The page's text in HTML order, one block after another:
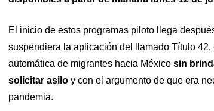
El inicio de estos programas piloto llega
suspendiera la aplicación del llamado Título
automática de migrantes hacia Méxicosin
solicitar asiloy con el argumento de que era
pandemia.